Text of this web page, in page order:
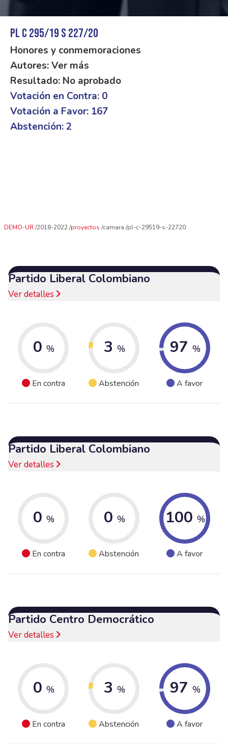
PL C 295/19 S 227/20
Honores y conmemoraciones
Autores: Ver más
Resultado: No aprobado
Votación en Contra: 0
Votación a Favor: 167
Abstención: 2
DEMO-UR 2018-2022 proyectos camara pl-c-29519-s-22720
Partido Liberal Colombiano
Ver detalles
0 %
En contra
3 %
Abstención
97 %
A favor
Partido Liberal Colombiano
Ver detalles
0 %
En contra
0 %
Abstención
100 %
A favor
Partido Centro Democrático
Ver detalles
0 %
En contra
3 %
Abstención
97 %
A favor